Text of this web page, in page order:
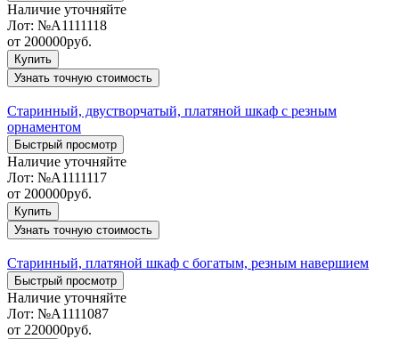
Наличие уточняйте
Лот: №А1111118
от 200000руб.
Купить
Узнать точную стоимость
Старинный, двустворчатый, платяной шкаф с резным
орнаментом
Быстрый просмотр
Наличие уточняйте
Лот: №А1111117
от 200000руб.
Купить
Узнать точную стоимость
Старинный, платяной шкаф с богатым, резным навершием
Быстрый просмотр
Наличие уточняйте
Лот: №А1111087
от 220000руб.